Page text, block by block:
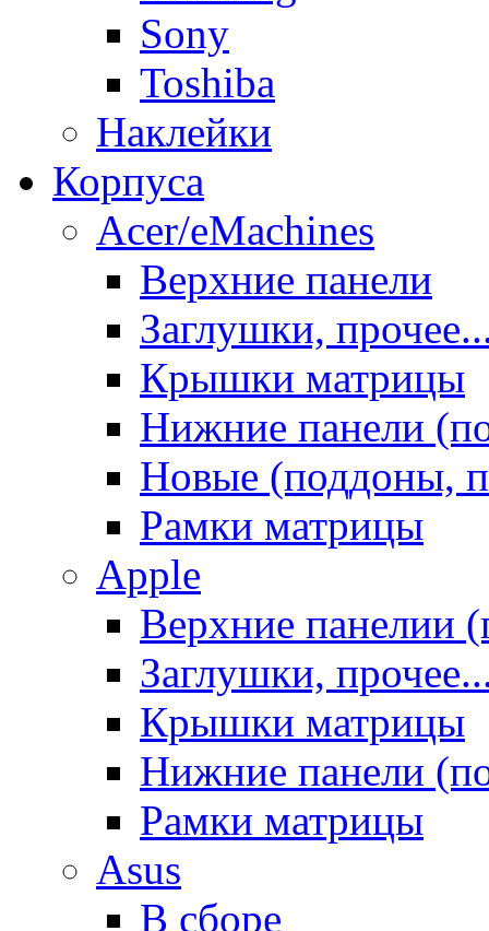
Sony
Toshiba
Наклейки
Корпуса
Acer/eMachines
Верхние панели
Заглушки,
Крышки матрицы
Нижние панели
Новые (поддоны,
Рамки матрицы
Apple
Верхние панелии
Заглушки,
Крышки матрицы
Нижние панели
Рамки матрицы
Asus
В сборе